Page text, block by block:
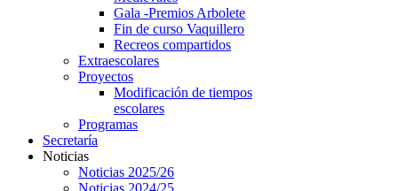
Gala -Premios Arbolete
Fin de curso Vaquillero
Recreos compartidos
Extraescolares
Proyectos
Modificación de tiempos
escolares
Programas
Secretaría
Noticias
Noticias 2025/26
Noticias 2024/25